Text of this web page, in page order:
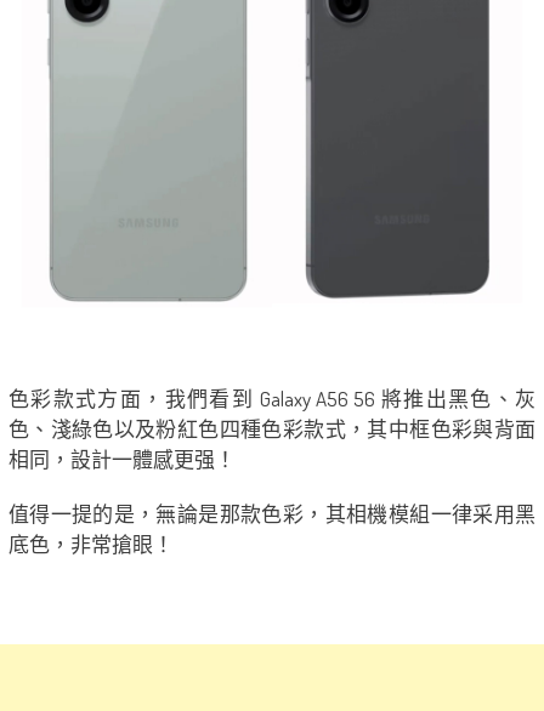
色彩款式方面，我們看到 Galaxy A56 56 將推出黑色、灰
色、淺綠色以及粉紅色四種色彩款式，其中框色彩與背面
相同，設計一體感更强！
值得一提的是，無論是那款色彩，其相機模組一律采用黑
底色，非常搶眼！